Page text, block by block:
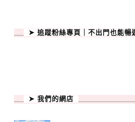
➤ 追蹤粉絲專頁｜不出門也能暢
➤ 我們的網店